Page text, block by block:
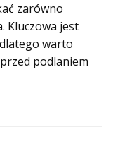
zarówno
Kluczowa jest
warto
podlaniem